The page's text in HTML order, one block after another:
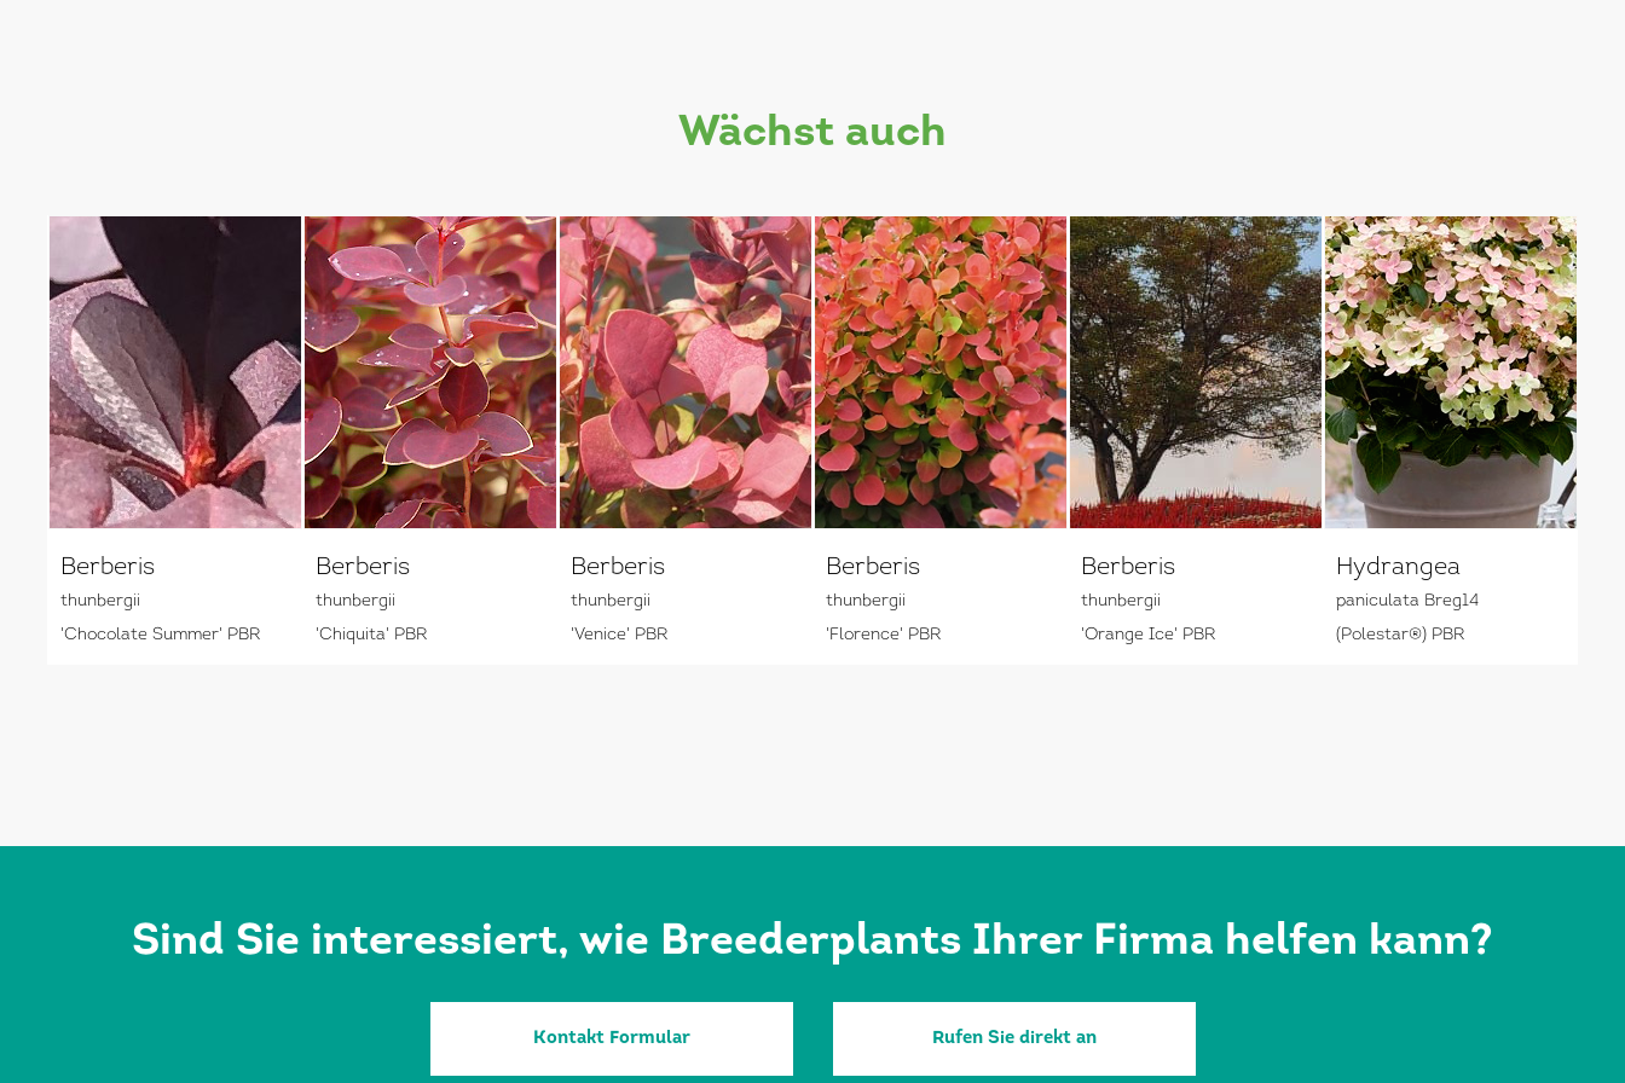
wächst auch
Berberis
thunbergii
'Chocolate Summer' PBR
Berberis
thunbergii
'Chiquita' PBR
Berberis
thunbergii
'Venice' PBR
Berberis
thunbergii
'Florence' PBR
Berberis
thunbergii
'Orange Ice' PBR
Hydrangea
paniculata Breg14
(Polestar®) PBR
Sind Sie interessiert, wie Breederplants Ihrer Firma helfen kann?
Kontakt Formular Rufen Sie direkt an